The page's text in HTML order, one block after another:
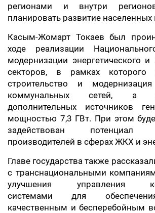
регионами и внутри
планировать развитие населенных
Касым-Жомарт Токаев был
ходе реализации
модернизации энергетического и
секторов, в рамках которого
строительство и
коммунальных сетей, а
дополнительных источников
мощностью 7,3 ГВт. При этом
задействован потенциал
производителей в сферах ЖКХ и
Главе государства также
с транснациональными
улучшения управления
системами для
качественным и бесперебойным